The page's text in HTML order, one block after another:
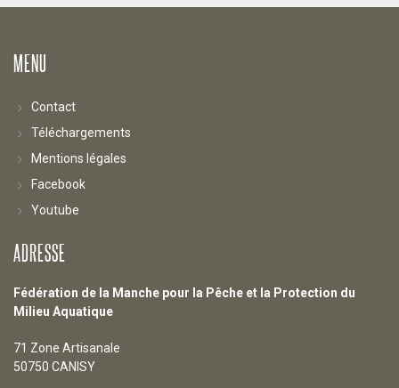
MENU
Contact
Téléchargements
Mentions légales
Facebook
Youtube
ADRESSE
Fédération de la Manche pour la Pêche et la Protection du
Milieu Aquatique
71 Zone Artisanale
50750 CANISY